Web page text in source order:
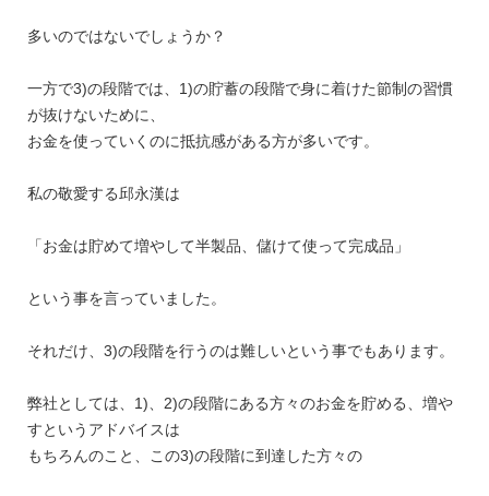
多いのではないでしょうか？
一方で3)の段階では、1)の貯蓄の段階で身に着けた節制の習慣
が抜けないために、
お金を使っていくのに抵抗感がある方が多いです。
私の敬愛する邱永漢は
「お金は貯めて増やして半製品、儲けて使って完成品」
という事を言っていました。
それだけ、3)の段階を行うのは難しいという事でもあります。
弊社としては、1)、2)の段階にある方々のお金を貯める、増や
すというアドバイスは
もちろんのこと、この3)の段階に到達した方々の